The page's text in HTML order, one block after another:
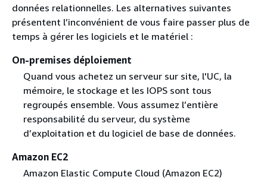
données relationnelles. Les alternatives suivantes
présentent l’inconvénient de vous faire passer plus de
temps à gérer les logiciels et le matériel :
On-premises déploiement
Quand vous achetez un serveur sur site, l'UC, la
mémoire, le stockage et les IOPS sont tous
regroupés ensemble. Vous assumez l’entière
responsabilité du serveur, du système
d’exploitation et du logiciel de base de données.
Amazon EC2
Amazon Elastic Compute Cloud (Amazon EC2)